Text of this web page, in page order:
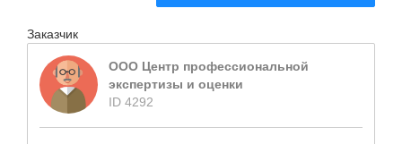
Заказчик
ООО Центр профессиональной
экспертизы и оценки
ID 4292